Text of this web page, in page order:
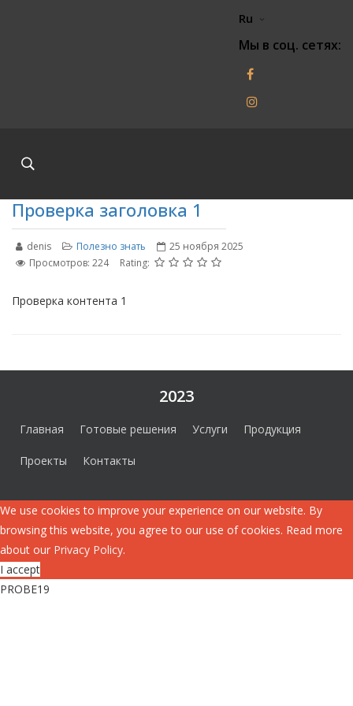
Ru
Мы в соц. сетях:
Проверка заголовка 1
denis Полезно знать
25 ноября 2025
Просмотров: 224
Rating:
Проверка контента 1
2023
Главная Готовые решения Услуги Продукция
Проекты Контакты
We use cookies to improve your experience on our website. By
browsing this website, you agree to our use of cookies. Read more
about our Privacy Policy.
I accept